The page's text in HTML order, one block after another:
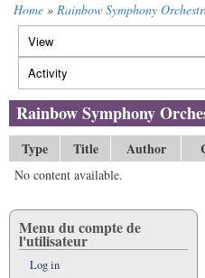
Breadcrumb
Home Rainbow Symphony
Primary
tabs
View
Activity
tab)
Rainbow Symphony
Type Title Author
No content available.
Menu du compte de
l'utilisateur
Log in